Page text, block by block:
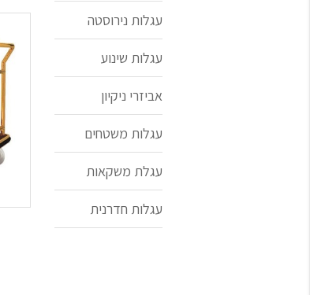
קיימות עגלות כביסה
להוסיף מדפים, בהתאם לצורך.
עגלות בציפוי זהב, אשר מגיעות
זהו רק חלק ממגוון העגלות
עגלות נירוסטה
עגלות שינוע
אביזרי ניקיון
עגלות משטחים
עגלת משקאות
עגלות חדרנית